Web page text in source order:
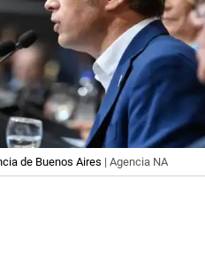
de Buenos Aires | Agencia NA